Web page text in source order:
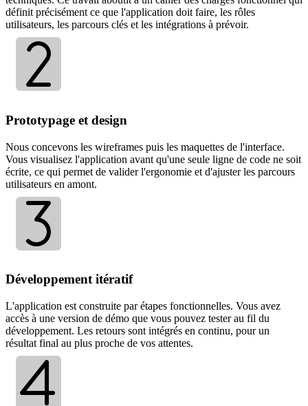
définit précisément ce que l'application doit faire, les rôles
utilisateurs, les parcours clés et les intégrations à prévoir.
Prototypage et design
Nous concevons les wireframes puis les maquettes de l'interface.
Vous visualisez l'application avant qu'une seule ligne de code ne soit
écrite, ce qui permet de valider l'ergonomie et d'ajuster les parcours
utilisateurs en amont.
Développement itératif
L'application est construite par étapes fonctionnelles. Vous avez
accès à une version de démo que vous pouvez tester au fil du
développement. Les retours sont intégrés en continu, pour un
résultat final au plus proche de vos attentes.